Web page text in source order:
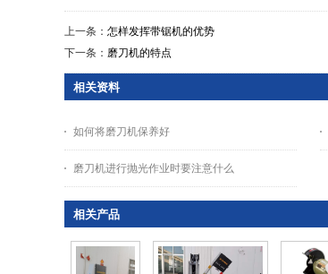
上一条： 怎样发挥带锯机的优势
下一条： 磨刀机的特点
相关资料
如何将磨刀机保养好
磨刀机进行抛光作业时要注意什么
相关产品